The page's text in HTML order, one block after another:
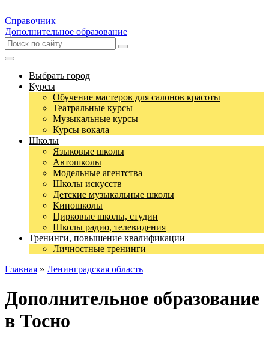
Справочник
Дополнительное образование
Выбрать город
Курсы
Обучение мастеров для салонов красоты
Театральные курсы
Музыкальные курсы
Курсы вокала
Школы
Языковые школы
Автошколы
Модельные агентства
Школы искусств
Детские музыкальные школы
Киношколы
Цирковые школы, студии
Школы радио, телевидения
Тренинги, повышение квалификации
Личностные тренинги
Главная » Ленинградская область
Дополнительное образование
в Тосно